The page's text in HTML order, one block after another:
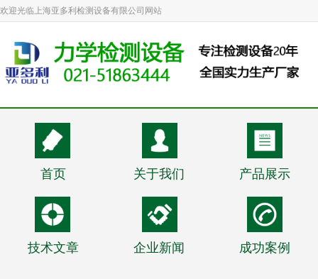
欢迎光临上海亚多利检测设备有限公司网站
首页 关于我们 产品展示
技术文章 企业新闻 成功案例